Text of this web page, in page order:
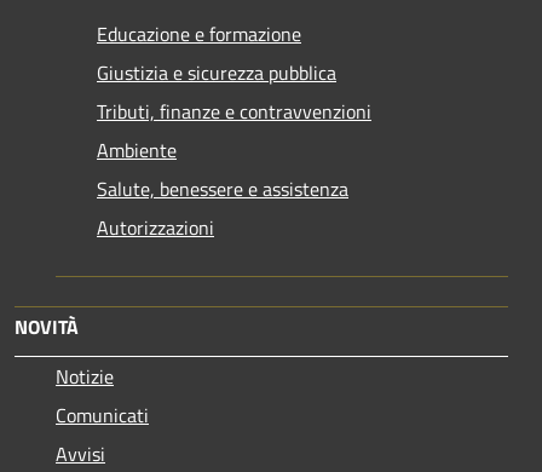
Educazione e formazione
Giustizia e sicurezza pubblica
Tributi, finanze e contravvenzioni
Ambiente
Salute, benessere e assistenza
Autorizzazioni
NOVITÀ
Notizie
Comunicati
Avvisi